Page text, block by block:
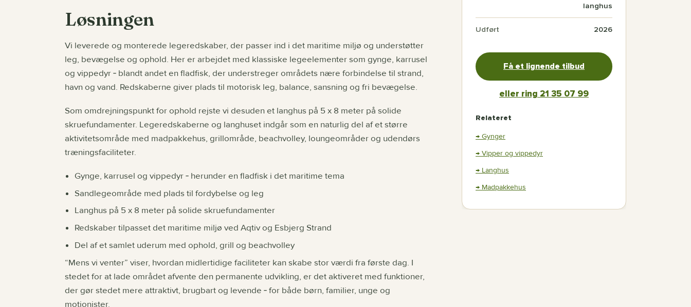
Løsningen
Vi leverede og monterede legeredskaber, der passer ind i det maritime miljø og understøtter
leg, bevægelse og ophold. Her er arbejdet med klassiske legeelementer som gynge, karrusel
og vippedyr ‐ blandt andet en fladfisk, der understreger områdets nære forbindelse til strand,
havn og vand. Redskaberne giver plads til motorisk leg, balance, sansning og fri bevægelse.
Som omdrejningspunkt for ophold rejste vi desuden et langhus på 5 x 8 meter på solide
skruefundamenter. Legeredskaberne og langhuset indgår som en naturlig del af et større
aktivitetsområde med madpakkehus, grillområde, beachvolley, loungeområder og udendørs
træningsfaciliteter.
Gynge, karrusel og vippedyr ‐ herunder en fladfisk i det maritime tema
Sandlegeområde med plads til fordybelse og leg
Langhus på 5 x 8 meter på solide skruefundamenter
Redskaber tilpasset det maritime miljø ved Aqtiv og Esbjerg Strand
Del af et samlet uderum med ophold, grill og beachvolley
“Mens vi venter” viser, hvordan midlertidige faciliteter kan skabe stor værdi fra første dag. I
stedet for at lade området afvente den permanente udvikling, er det aktiveret med funktioner,
der gør stedet mere attraktivt, brugbart og levende ‐ for både børn, familier, unge og
motionister.
langhus
Udført 2026
Få et lignende tilbud
eller ring 21 35 07 99
Relateret
→ Gynger
→ Vipper og vippedyr
→ Langhus
→ Madpakkehus